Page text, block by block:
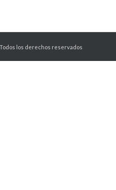
los derechos reservados